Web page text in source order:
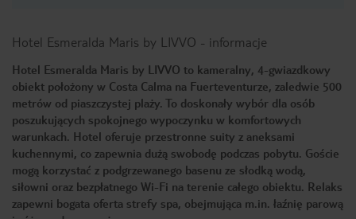
Hotel Esmeralda Maris by LIVVO - informacje
Hotel Esmeralda Maris by LIVVO to kameralny, 4-gwiazdkowy
obiekt położony w Costa Calma na Fuerteventurze, zaledwie 500
metrów od piaszczystej plaży. To doskonały wybór dla osób
poszukujących spokojnego wypoczynku w komfortowych
warunkach. Hotel oferuje przestronne suity z aneksami
kuchennymi, co zapewnia dużą swobodę podczas pobytu. Goście
mogą korzystać z podgrzewanego basenu ze słodką wodą,
siłowni oraz bezpłatnego Wi-Fi na terenie całego obiektu. Relaks
zapewni bogata oferta strefy spa, obejmująca m.in. łaźnię parową